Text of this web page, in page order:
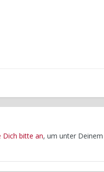
Dich bitte an, um unter Deinem